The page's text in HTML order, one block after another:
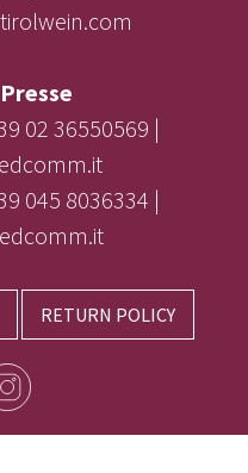
02 36550569 |
045 8036334 |
RETURN POLICY